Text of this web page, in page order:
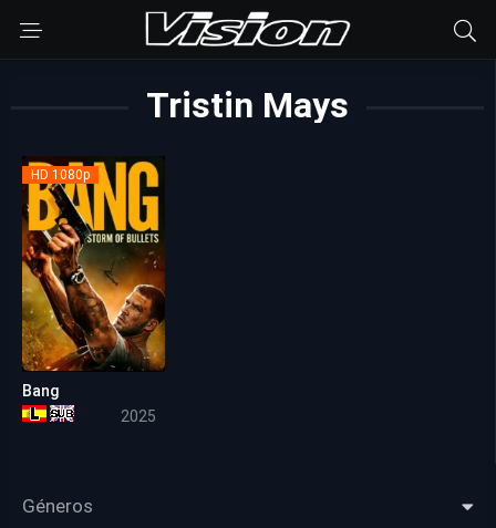
Tristin Mays
HD 1080p
Bang
2025
Géneros